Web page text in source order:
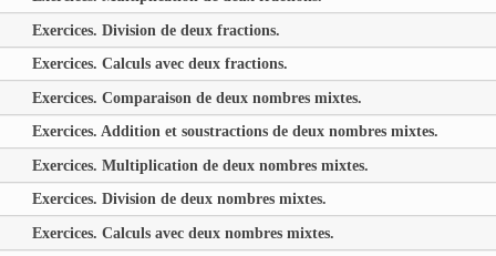
Exercices. Division de deux fractions.
Exercices. Calculs avec deux fractions.
Exercices. Comparaison de deux nombres mixtes.
Exercices. Addition et soustractions de deux nombres mixtes.
Exercices. Multiplication de deux nombres mixtes.
Exercices. Division de deux nombres mixtes.
Exercices. Calculs avec deux nombres mixtes.